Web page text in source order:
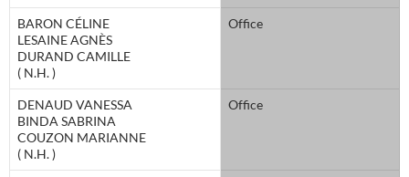
BARON CÉLINE
LESAINE AGNÈS
DURAND CAMILLE
( N.H. )
Office
DENAUD VANESSA
BINDA SABRINA
COUZON MARIANNE
( N.H. )
Office